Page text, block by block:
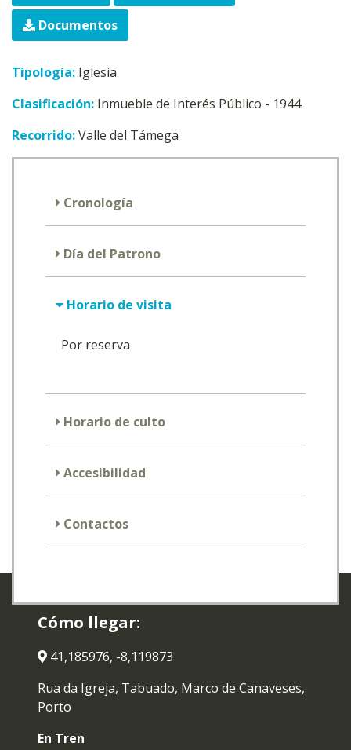
Documentos
Tipología: Iglesia
Clasificación: Inmueble de Interés Público - 1944
Recorrido:Valle del Támega
Cronología
Día del Patrono
Horario de visita
Por reserva
Horario de culto
Accesibilidad
Contactos
Cómo llegar:
41,185976, -8,119873
Rua da Igreja, Tabuado, Marco de Canaveses,
Porto
En Tren